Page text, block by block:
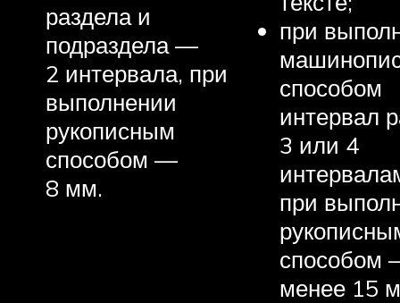
раздела и
подраздела —
2 интервала, при
выполнении
рукописным
способом —
8 мм.
при
способом
интервал
3 или 4
при
способом
менее 15